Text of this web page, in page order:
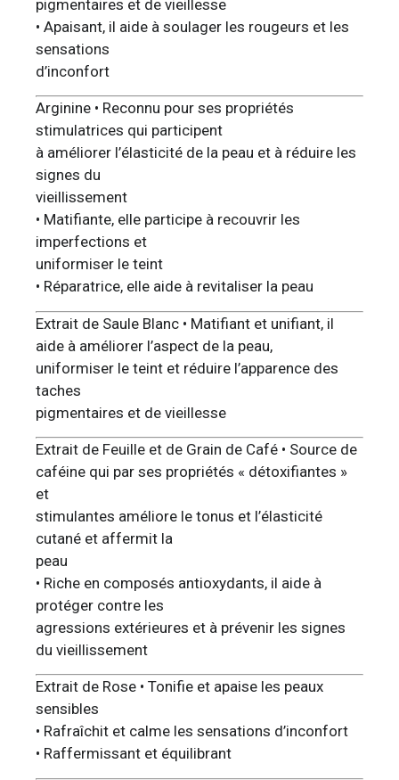
pigmentaires et de vieillesse
• Apaisant, il aide à soulager les rougeurs et les
sensations
d’inconfort
Arginine • Reconnu pour ses propriétés
stimulatrices qui participent
à améliorer l’élasticité de la peau et à réduire les
signes du
vieillissement
• Matifiante, elle participe à recouvrir les
imperfections et
uniformiser le teint
• Réparatrice, elle aide à revitaliser la peau
Extrait de Saule Blanc • Matifiant et unifiant, il
aide à améliorer l’aspect de la peau,
uniformiser le teint et réduire l’apparence des
taches
pigmentaires et de vieillesse
Extrait de Feuille et de Grain de Café • Source de
caféine qui par ses propriétés « détoxifiantes »
et
stimulantes améliore le tonus et l’élasticité
cutané et affermit la
peau
• Riche en composés antioxydants, il aide à
protéger contre les
agressions extérieures et à prévenir les signes
du vieillissement
Extrait de Rose • Tonifie et apaise les peaux
sensibles
• Rafraîchit et calme les sensations d’inconfort
• Raffermissant et équilibrant